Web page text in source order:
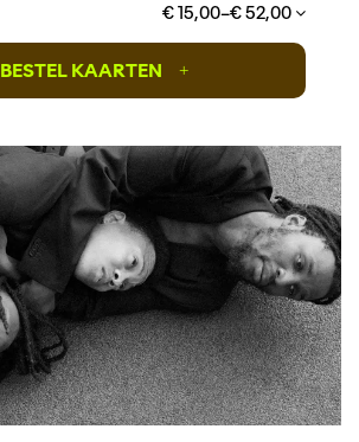
€ 15,00–€ 52,00
BESTEL KAARTEN +